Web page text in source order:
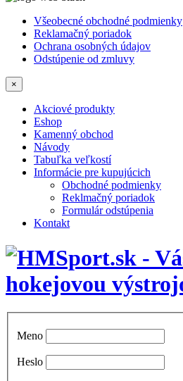
Všeobecné obchodné podmienky
Reklamačný poriadok
Ochrana osobných údajov
Odstúpenie od zmluvy
×
Akciové produkty
Eshop
Kamenný obchod
Návody
Tabuľka veľkostí
Informácie pre kupujúcich
Obchodné podmienky
Reklmačný poriadok
Formulár odstúpenia
Kontakt
Meno
Heslo